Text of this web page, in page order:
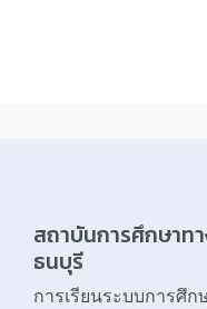
สถาบันการศึกษาท
ธนบุรี
การเรียนระบบการศึ